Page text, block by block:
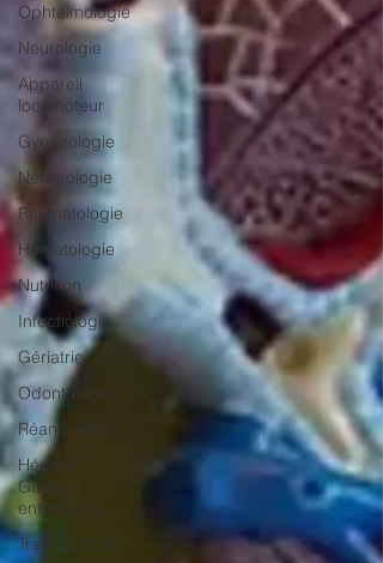
Ophtalmologie
Neurologie
Appareil
locomoteur
Gynécologie
Néphrologie
Rhumatologie
Hématologie
Nutrition
Infectiologie
Gériatrie
Odontologie
Réanimation
Hépato-
Gastro-
entérologie
Transplantation